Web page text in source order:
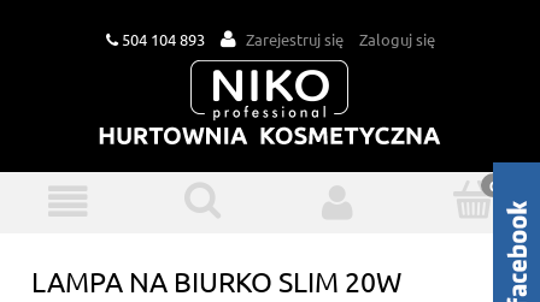
504 104 893 Zarejestruj się Zaloguj się
LAMPA NA BIURKO SLIM 20W